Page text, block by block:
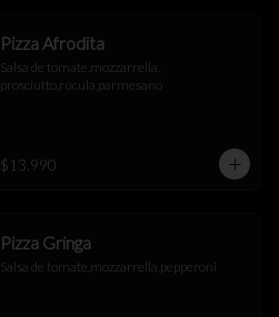
Pizza Afrodita
Salsa de tomate,mozzarrella,
prosciutto,rúcula,parmesano
$13.990
Pizza Gringa
Salsa de tomate,mozzarrella,pepperoni